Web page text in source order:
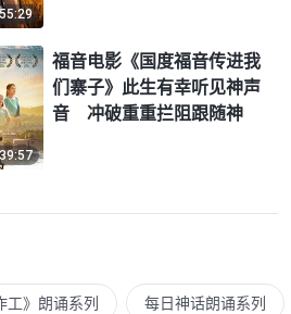
福音电影《国度福音传进我
们寨子》此生有幸听见神声
音 冲破重重拦阻跟随神
工》朗诵系列 每日神话朗诵系列